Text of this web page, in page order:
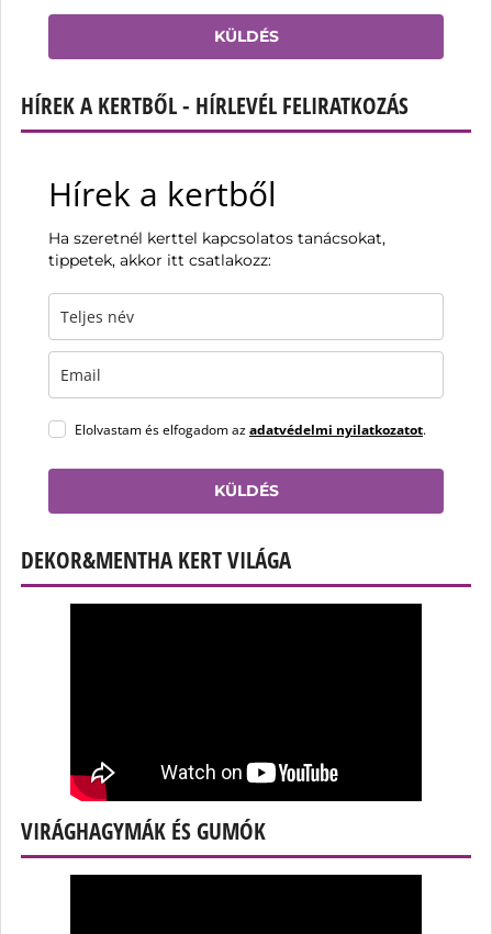
KÜLDÉS
HÍREK A KERTBŐL - HÍRLEVÉL FELIRATKOZÁS
Hírek a kertből
Ha szeretnél kerttel kapcsolatos tanácsokat,
tippetek, akkor itt csatlakozz:
Elolvastam és elfogadom azadatvédelmi nyilatkozatot.
KÜLDÉS
DEKOR&MENTHA KERT VILÁGA
VIRÁGHAGYMÁK ÉS GUMÓK